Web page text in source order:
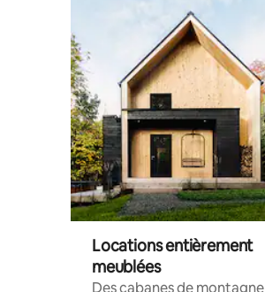
Locations entièrement
meublées
Des cabanes de montagne